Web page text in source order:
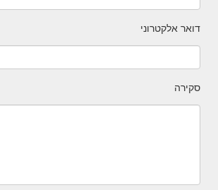
דואר אלקטרוני
סקירה